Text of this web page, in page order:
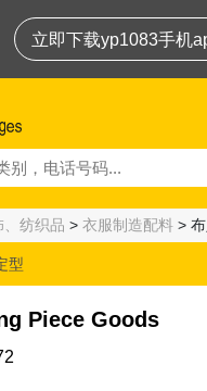
立即下载yp1083手机
、纺织品 > 衣服制造配料 >
型
Piece Goods